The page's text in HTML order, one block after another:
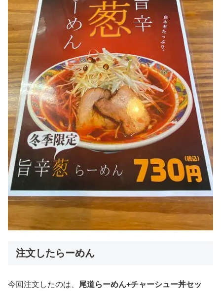
注文したらーめん
今回注文したのは、
尾道らーめん+チャーシュー丼セッ